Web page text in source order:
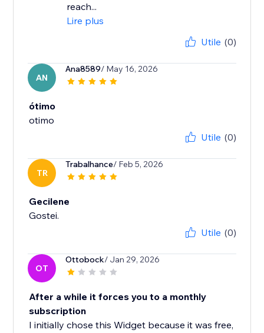
reach...
Lire plus
Utile (0)
AN
Ana8589/ May 16, 2026
ótimo
otimo
Utile (0)
TR
Trabalhance/ Feb 5, 2026
Gecilene
Gostei.
Utile (0)
OT
Ottobock/ Jan 29, 2026
After a while it forces you to a monthly
subscription
I initially chose this Widget because it was free,